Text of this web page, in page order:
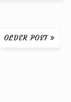
OLDER POST